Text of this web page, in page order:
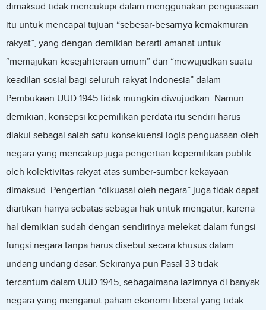
dimaksud tidak mencukupi dalam menggunakan penguasaan
itu untuk mencapai tujuan “sebesar-besarnya kemakmuran
rakyat”, yang dengan demikian berarti amanat untuk
“memajukan kesejahteraan umum” dan “mewujudkan suatu
keadilan sosial bagi seluruh rakyat Indonesia” dalam
Pembukaan UUD 1945 tidak mungkin diwujudkan. Namun
demikian, konsepsi kepemilikan perdata itu sendiri harus
diakui sebagai salah satu konsekuensi logis penguasaan oleh
negara yang mencakup juga pengertian kepemilikan publik
oleh kolektivitas rakyat atas sumber-sumber kekayaan
dimaksud. Pengertian “dikuasai oleh negara” juga tidak dapat
diartikan hanya sebatas sebagai hak untuk mengatur, karena
hal demikian sudah dengan sendirinya melekat dalam fungsi-
fungsi negara tanpa harus disebut secara khusus dalam
undang undang dasar. Sekiranya pun Pasal 33 tidak
tercantum dalam UUD 1945, sebagaimana lazimnya di banyak
negara yang menganut paham ekonomi liberal yang tidak